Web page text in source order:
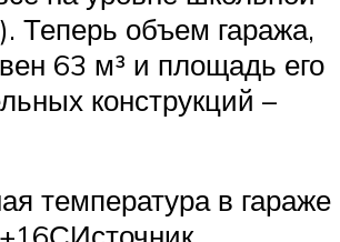
Теперь объем гаража,
63 м³ и площадь его
конструкций –
температура в гараже